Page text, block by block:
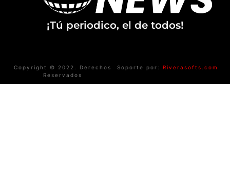
¡Tú periodico, el de todos!
Copyright © 2022. Derechos
Reservados
Soporte por: Riverasofts.com